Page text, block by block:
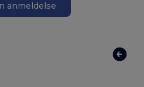
anmeldelse